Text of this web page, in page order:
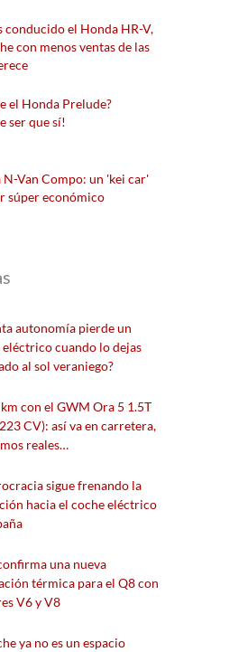
conducido el Honda HR-V,
con menos ventas de las
el Honda Prelude?
ser que sí!
N-Van Compo: un 'kei car'
súper económico
autonomía pierde un
eléctrico cuando lo dejas
al sol veraniego?
con el GWM Ora 5 1.5T
CV): así va en carretera,
reales…
sigue frenando la
hacia el coche eléctrico
una nueva
térmica para el Q8 con
V6 y V8
ya no es un espacio